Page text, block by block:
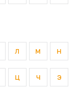
л м н
ц ч э